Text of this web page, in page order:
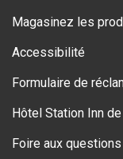
n
Magasinez les
Accessibilité
Formulaire de
Hôtel Station Inn de
Foire aux questions